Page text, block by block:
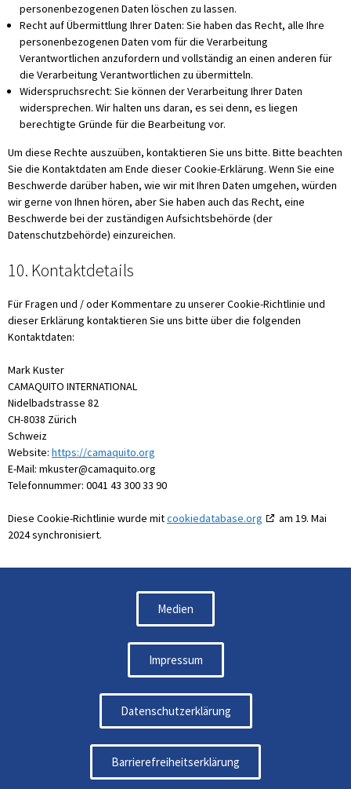
personenbezogenen Daten löschen zu lassen.
Recht auf Übermittlung Ihrer Daten: Sie haben das Recht, alle Ihre
personenbezogenen Daten vom für die Verarbeitung
Verantwortlichen anzufordern und vollständig an einen anderen für
die Verarbeitung Verantwortlichen zu übermitteln.
Widerspruchsrecht: Sie können der Verarbeitung Ihrer Daten
widersprechen. Wir halten uns daran, es sei denn, es liegen
berechtigte Gründe für die Bearbeitung vor.
Um diese Rechte auszuüben, kontaktieren Sie uns bitte. Bitte beachten
Sie die Kontaktdaten am Ende dieser Cookie-Erklärung. Wenn Sie eine
Beschwerde darüber haben, wie wir mit Ihren Daten umgehen, würden
wir gerne von Ihnen hören, aber Sie haben auch das Recht, eine
Beschwerde bei der zuständigen Aufsichtsbehörde (der
Datenschutzbehörde) einzureichen.
10. Kontaktdetails
Für Fragen und / oder Kommentare zu unserer Cookie-Richtlinie und
dieser Erklärung kontaktieren Sie uns bitte über die folgenden
Kontaktdaten:
Mark Kuster
CAMAQUITO INTERNATIONAL
Nidelbadstrasse 82
CH-8038 Zürich
Schweiz
Website: https://camaquito.org
E-Mail: mkuster@camaquito.org
Telefonnummer: 0041 43 300 33 90
Diese Cookie-Richtlinie wurde mitcookiedatabase.org
am 19. Mai
2024 synchronisiert.
Medien
Impressum
Datenschutzerklärung
Barrierefreiheitserklärung